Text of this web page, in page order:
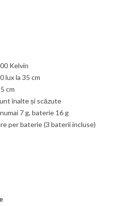
Kelvin
lux la 35 cm
cm
înalte și scăzute
7 g, baterie 16 g
per baterie (3 baterii incluse)